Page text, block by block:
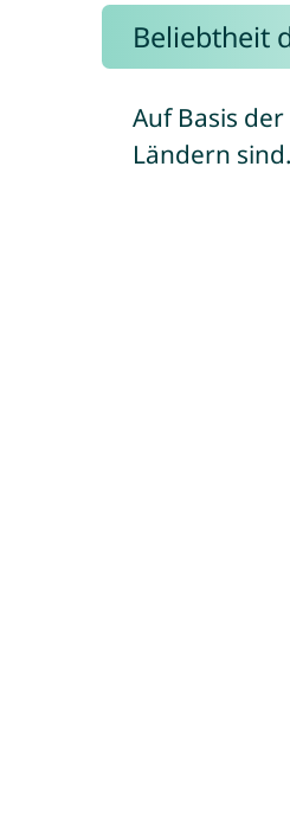
Beliebtheit
Auf Basis der
Ländern